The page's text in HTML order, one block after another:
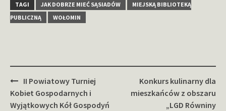
TAGI
JAK DOBRZE MIEĆ SĄSIADÓW
MIEJSKĄ BIBLIOTEKĄ
PUBLICZNĄ
WOŁOMIN
Zobacz
wpisy
II Powiatowy Turniej
Kobiet Gospodarnych i
Wyjątkowych Kół Gospodyń
Konkurs kulinarny dla
mieszkańców z obszaru
„LGD Równiny